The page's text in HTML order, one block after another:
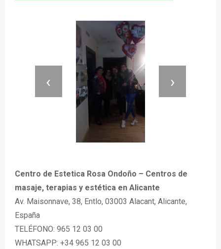
‹ ›
Centro de Estetica Rosa Ondoño – Centros de
masaje, terapias y estética en Alicante
Av. Maisonnave, 38, Entlo, 03003 Alacant, Alicante,
España
TELÉFONO: 965 12 03 00
WHATSAPP: +34 965 12 03 00